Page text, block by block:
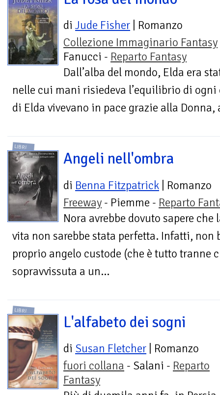
di Jude Fisher | Romanzo
Collezione Immaginario Fantasy
Fanucci - Reparto Fantasy
Dall’alba del mondo, Elda era
nelle cui mani risiedeva l’equilibrio di ogni
di Elda vivevano in pace grazie alla Donna,
LIBRI
Angeli nell'ombra
di Benna Fitzpatrick | Romanzo
Freeway - Piemme - Reparto
Nora avrebbe dovuto sapere che
vita non sarebbe stata perfetta. Infatti, non
proprio angelo custode (che è tutto tranne
sopravvissuta a un...
LIBRI
L'alfabeto dei sogni
di Susan Fletcher | Romanzo
fuori collana - Salani - Reparto
Fantasy